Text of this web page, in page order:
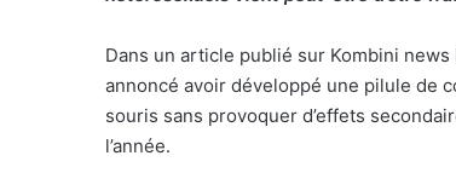
Dans un article publié sur Kombini
annoncé avoir développé une pilule de
souris sans provoquer d’effets
l’année.